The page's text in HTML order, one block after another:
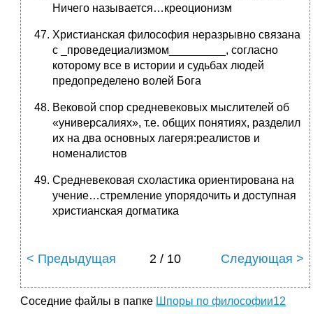
Ничего называется…креоционизм
Христианская философия неразрывно связана
с _проведециализмом_________, согласно
которому все в истории и судьбах людей
предопределено волей Бога
Вековой спор средневековых мыслителей об
«универсалиях», т.е. общих понятиях, разделил
их на два основных лагеря:реалистов и
номеналистов
Средневековая схоластика ориентирована на
учение…стремление упорядочить и доступная
христианская догматика
< Предыдущая 2 / 10 Следующая >
Соседние файлы в папке Шпоры по философии12